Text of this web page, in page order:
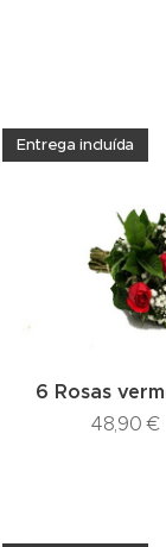
6 Rosas
Entrega incluída
48,90 €